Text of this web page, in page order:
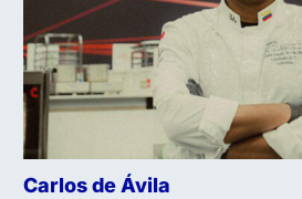
Carlos de Ávila